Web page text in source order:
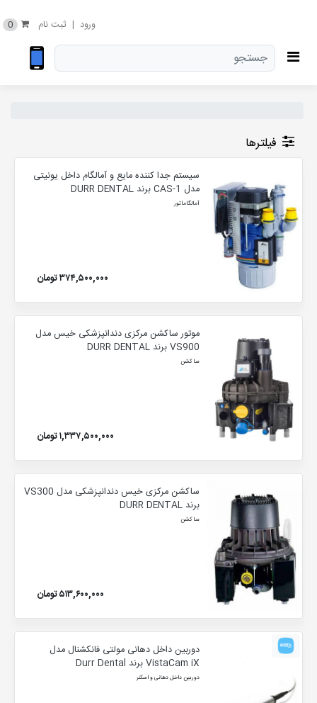
ورود | ثبت نام 0
فیلترها
سیستم جدا کننده مایع و آمالگام داخل یونیتی
مدل CAS-1 برند DURR DENTAL
آمالگاماتور
۳۷۴,۵۰۰,۰۰۰ تومان
موتور ساکشن مرکزی دندانپزشکی خیس مدل
VS900 برند DURR DENTAL
ساکشن
۱,۳۳۷,۵۰۰,۰۰۰ تومان
ساکشن مرکزی خیس دندانپزشکی مدل VS300
برند DURR DENTAL
ساکشن
۵۱۳,۶۰۰,۰۰۰ تومان
دوربین داخل دهانی مولتی فانکشنال مدل
VistaCam iX برند Durr Dental
دوربین داخل دهانی و اسکنر